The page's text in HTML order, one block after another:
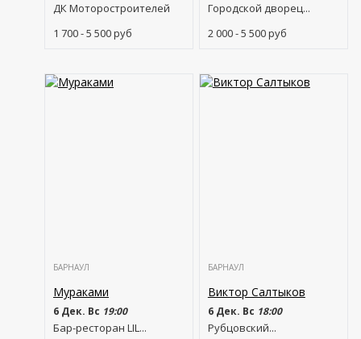
ДК Моторостроителей
1 700 - 5 500руб
Городской дворец...
2 000 - 5 500руб
БАРНАУЛ
Мураками
6 Дек. Вс 19:00
Бар-ресторан LIL...
БАРНАУЛ
Виктор Салтыков
6 Дек. Вс 18:00
Рубцовский...